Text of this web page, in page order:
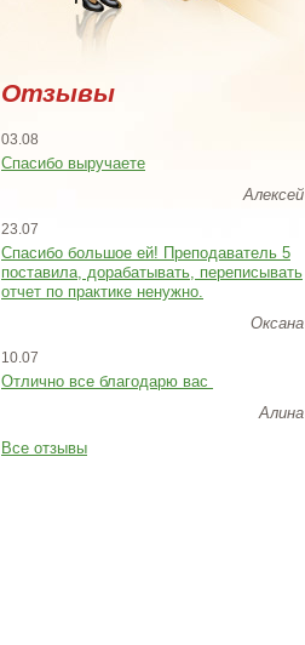
Отзывы
03.08
Спасибо выручаете
Алексей
23.07
Cпасибо большое ей! Преподаватель 5
поставила, дорабатывать, переписывать
отчет по практике ненужно.
Оксана
10.07
Отлично все благодарю вас
Алина
Все отзывы